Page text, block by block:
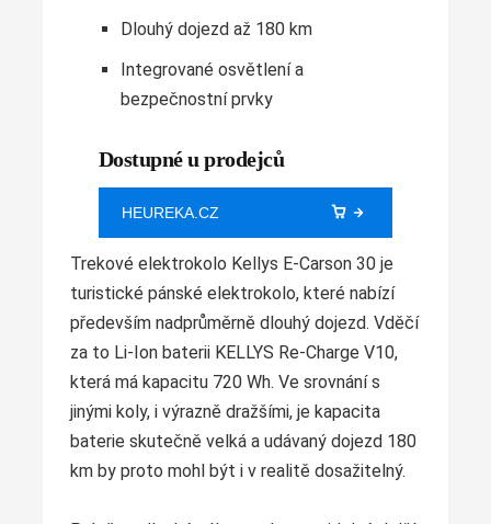
Dlouhý dojezd až 180 km
Integrované osvětlení a
bezpečnostní prvky
Dostupné u prodejců
HEUREKA.CZ
Trekové elektrokolo Kellys E-Carson 30 je
turistické pánské elektrokolo, které nabízí
především nadprůměrně dlouhý dojezd. Vděčí
za to Li-Ion baterii KELLYS Re-Charge V10,
která má kapacitu 720 Wh. Ve srovnání s
jinými koly, i výrazně dražšími, je kapacita
baterie skutečně velká a udávaný dojezd 180
km by proto mohl být i v realitě dosažitelný.